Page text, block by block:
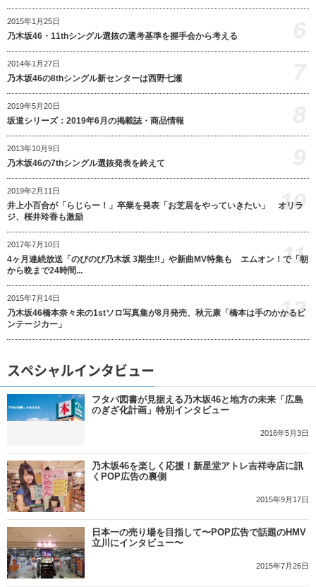
2015年1月25日
乃木坂46・11thシングル選抜の選考基準を握手会から考える
2014年1月27日
乃木坂46の8thシングル新センターは西野七瀬
2019年5月20日
坂道シリーズ：2019年6月の掲載誌・商品情報
2013年10月9日
乃木坂46の7thシングル選抜発表を終えて
2019年2月11日
井上小百合が「らじらー！」卒業を発表「お芝居をやっていきたい」 オリラ
ジ、桜井玲香も激励
10
2017年7月10日
4ヶ月連続放送「のびのび乃木坂 3期生!!」や新曲MV特集も エムオン！で「朝
から晩まで24時間...
11
2015年7月14日
乃木坂46橋本奈々未の1stソロ写真集が8月発売、秋元康「橋本は手のかかるビ
ンテージカー」
12
スペシャルインタビュー
フタバ図書が見据える乃木坂46と地方の未来「広島
のぎざ化計画」特別インタビュー
2016年5月3日
乃木坂46を楽しく応援！新星堂アトレ吉祥寺店に訊
くPOP広告の裏側
2015年9月17日
日本一の売り場を目指して〜POP広告で話題のHMV
立川にインタビュー〜
2015年7月26日